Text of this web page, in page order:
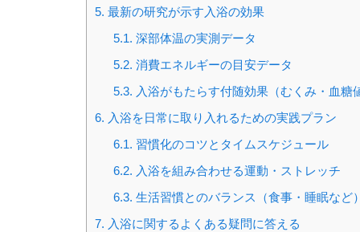
5. 最新の研究が示す入浴の効果
5.1. 深部体温の実測データ
5.2. 消費エネルギーの目安データ
5.3. 入浴がもたらす付随効果（むくみ・血糖
6. 入浴を日常に取り入れるための実践プラン
6.1. 習慣化のコツとタイムスケジュール
6.2. 入浴を組み合わせる運動・ストレッチ
6.3. 生活習慣とのバランス（食事・睡眠など）
7. 入浴に関するよくある疑問に答える